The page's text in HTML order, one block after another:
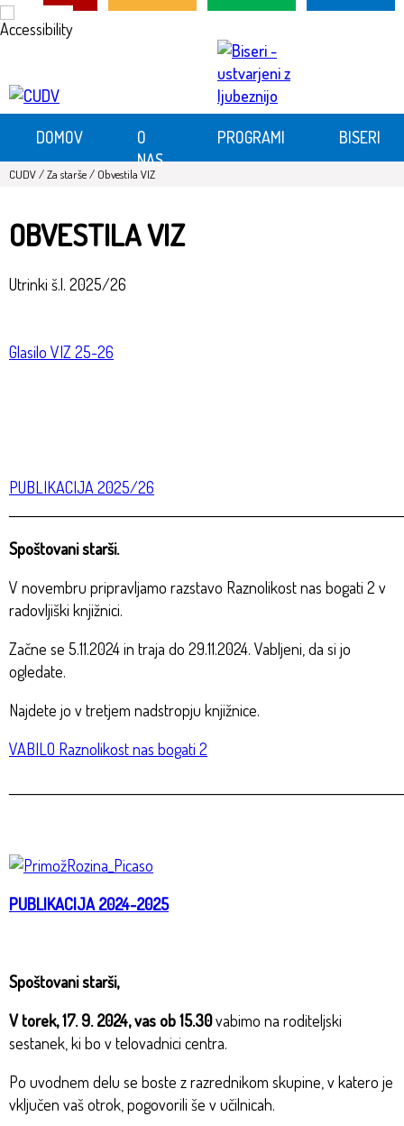
Skip
to
Skoči
DOMOV
O
NAS
PROGRAMI BISERI
CUDV/Za starše/ Obvestila VIZ
OBVESTILA VIZ
Utrinki š.l. 2025/26
Glasilo VIZ 25-26
PUBLIKACIJA 2025/26
Spoštovani starši.
V novembru pripravljamo razstavo Raznolikost nas bogati 2 v
radovljiški knjižnici.
Začne se 5.11.2024 in traja do 29.11.2024. Vabljeni, da si jo
ogledate.
Najdete jo v tretjem nadstropju knjižnice.
VABILO Raznolikost nas bogati 2
PUBLIKACIJA 2024-2025
Spoštovani starši,
V torek, 17. 9. 2024, vas ob 15.30vabimo na roditeljski
sestanek, ki bo v telovadnici centra.
Po uvodnem delu se boste z razrednikom skupine, v katero je
vključen vaš otrok, pogovorili še v učilnicah.